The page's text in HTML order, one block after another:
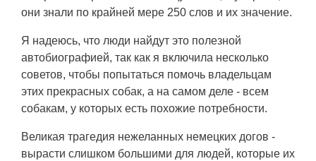
они знали по крайней мере 250 слов и их значение.
Я надеюсь, что люди найдут это полезной
автобиографией, так как я включила несколько
советов, чтобы попытаться помочь владельцам
этих прекрасных собак, а на самом деле - всем
собакам, у которых есть похожие потребности.
Великая трагедия нежеланных немецких догов -
вырасти слишком большими для людей, которые их